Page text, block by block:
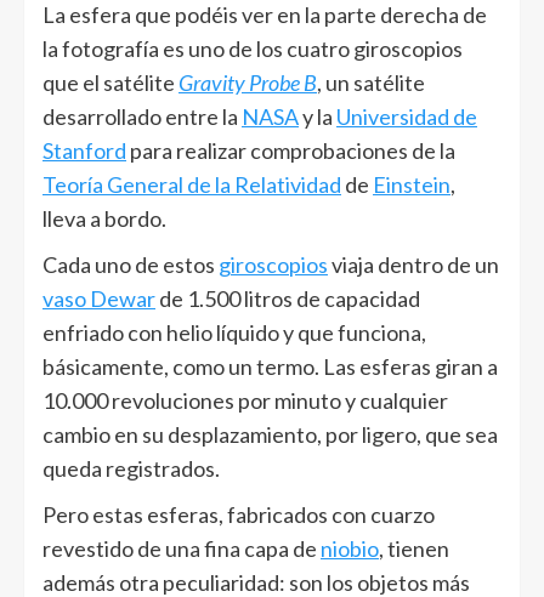
La esfera que podéis ver en la parte derecha de
la fotografía es uno de los cuatro giroscopios
que el satélite Gravity Probe B, un satélite
desarrollado entre la NASAy la Universidad de
Stanford para realizar comprobaciones de la
Teoría General de la Relatividad de Einstein,
lleva a bordo.
Cada uno de estos giroscopiosviaja dentro de un
vaso Dewarde 1.500 litros de capacidad
enfriado con helio líquido y que funciona,
básicamente, como un termo. Las esferas giran a
10.000 revoluciones por minuto y cualquier
cambio en su desplazamiento, por ligero, que sea
queda registrados.
Pero estas esferas, fabricados con cuarzo
revestido de una fina capa de niobio, tienen
además otra peculiaridad: son los objetos más